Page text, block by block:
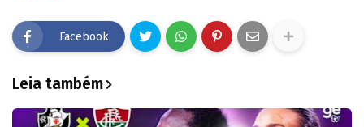
Facebook
Leia também